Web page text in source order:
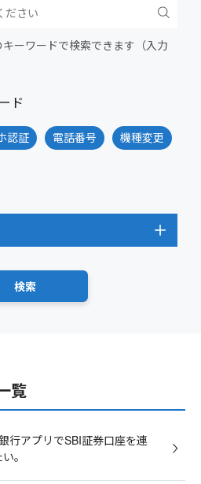
ーワードで検索できます（入力
ド
認証 電話番号 機種変更
覧
行アプリでSBI証券口座を連
。